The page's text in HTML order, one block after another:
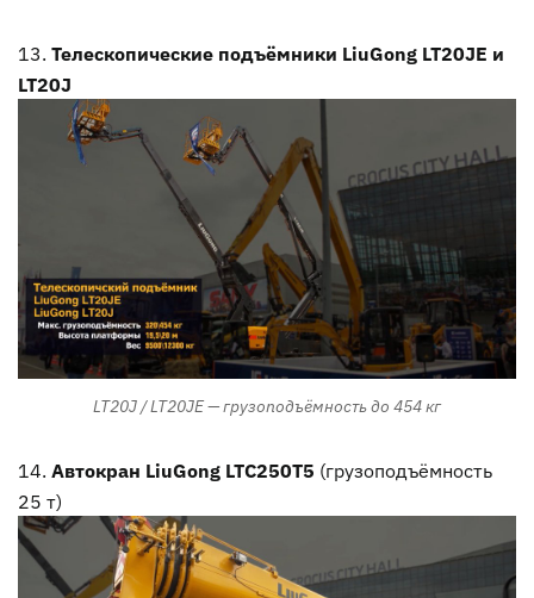
Телескопические подъёмники LiuGong LT20JE и
LT20J
LT20J / LT20JE — грузоподъёмность до 454 кг
Автокран LiuGong LTC250T5 (грузоподъёмность
25 т)